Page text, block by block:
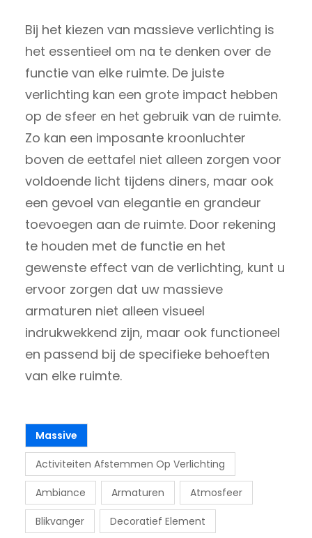
Bij het kiezen van massieve verlichting is
het essentieel om na te denken over de
functie van elke ruimte. De juiste
verlichting kan een grote impact hebben
op de sfeer en het gebruik van de ruimte.
Zo kan een imposante kroonluchter
boven de eettafel niet alleen zorgen voor
voldoende licht tijdens diners, maar ook
een gevoel van elegantie en grandeur
toevoegen aan de ruimte. Door rekening
te houden met de functie en het
gewenste effect van de verlichting, kunt u
ervoor zorgen dat uw massieve
armaturen niet alleen visueel
indrukwekkend zijn, maar ook functioneel
en passend bij de specifieke behoeften
van elke ruimte.
Massive
Activiteiten Afstemmen Op Verlichting
Ambiance Armaturen Atmosfeer
Blikvanger Decoratief Element